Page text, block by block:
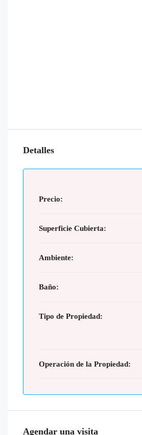
Detalles
Precio:
Superficie Cubierta:
Ambiente:
Baño:
Tipo de Propiedad:
Operación de la Propiedad:
Agendar una visita